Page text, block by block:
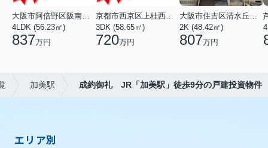
4LDK (56.23㎡)
837万円
3DK (58.65㎡)
720万円
2K (48.42㎡)
807万円
加美駅 成約御礼 JR「加美駅」徒歩9分の戸建投資物件
エリア別